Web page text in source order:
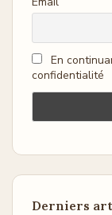
En
confidentialité
Derniers